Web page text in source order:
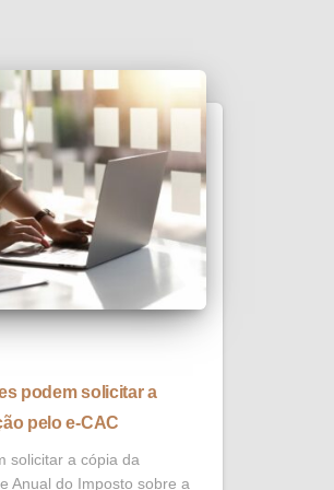
podem solicitar a
pelo e-CAC
solicitar a cópia da
Anual do Imposto sobre a